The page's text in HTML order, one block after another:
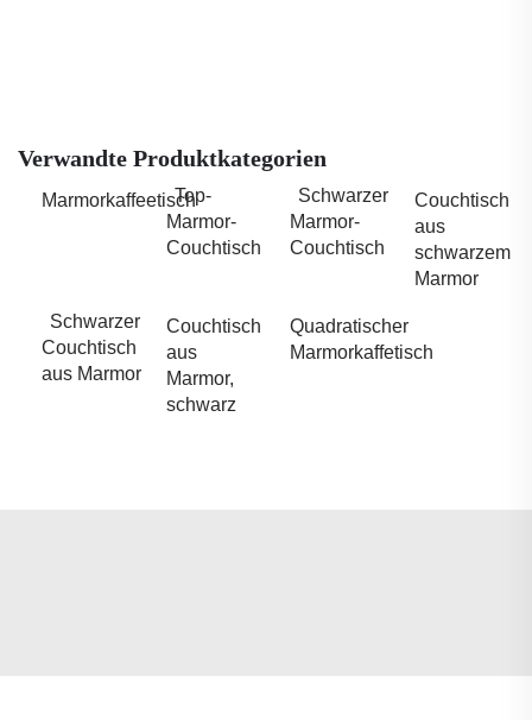
Verwandte Produktkategorien
MarmorkaffeetischTop-
Marmor-
Couchtisch
Schwarzer
Marmor-
Couchtisch
Couchtisch
aus
schwarzem
Marmor
Schwarzer
Couchtisch
aus Marmor
Couchtisch
aus
Marmor,
schwarz
Quadratischer
Marmorkaffetisch